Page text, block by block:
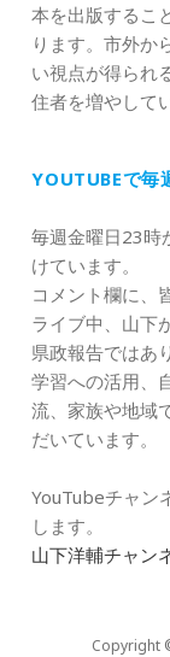
本を出版するこ
ります。市外か
い視点が得られ
住者を増やして
YOUTUBEで毎
毎週金曜日23時
けています。
コメント欄に、
ライブ中、山下
県政報告ではあ
学習への活用、
流、家族や地域
だいています。
YouTubeチャン
します。
山下洋輔チャン
Copyright